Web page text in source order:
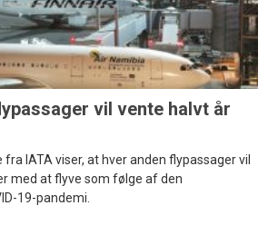
vil vente halvt år
fra IATA viser, at hver anden flypassager vil
med at flyve som følge af den
19-pandemi.